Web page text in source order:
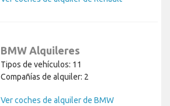
BMW Alquileres
Tipos de vehículos: 11
Compañías de alquiler: 2
Ver coches de alquiler de BMW